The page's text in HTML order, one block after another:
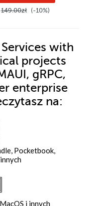
149.00zł (-10%)
with
projects
gRPC,
enterprise
na:
Pocketbook,
i innych